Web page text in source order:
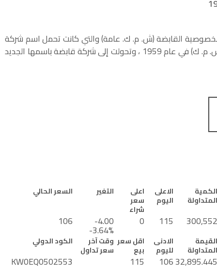
القابضة (ش. م. ك. عامة) والتي كانت تحمل اسم شركة
الغانم للمواد الخصوصية (ش. م. ك) في عام 1959 ، وتحولت إلى شركة قابضة باسمها الجديد
السعر الحالي التغير اعلى
سعر
شراء
الاعلى
اليوم
الكمية
المتداولة
106 -4.00
-3.64%
0 115 300,552
الكود الدولي وقت آخر
سعر تداول
اقل سعر
بيع
الادنى
لليوم
القيمة
المتداولة
KW0EQ0502553 115 10632,895.445